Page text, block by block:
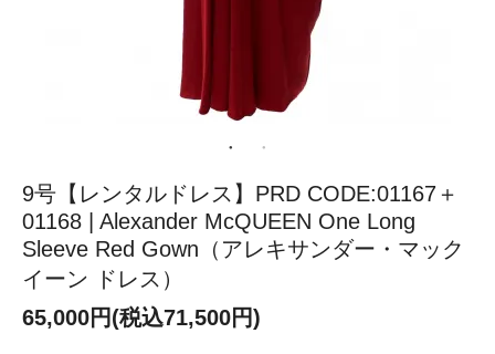
9号【レンタルドレス】PRD CODE:01167＋
01168 | Alexander McQUEEN One Long
Sleeve Red Gown（アレキサンダー・マック
イーン ドレス）
65,000円(税込71,500円)